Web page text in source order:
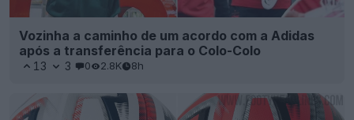
Vozinha a caminho de um acordo com a Adidas
após a transferência para o Colo-Colo
13 3 0 2.8K 8h